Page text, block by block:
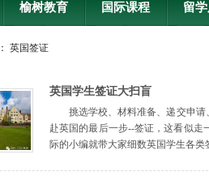
榆树教育 国际课程 留
英国签证
英国学生签证大扫盲
挑选学校、材料准备、递交申
赴英国的最后一步--签证，这看似走
际的小编就带大家细数英国学生各类